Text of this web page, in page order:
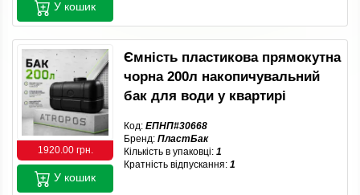
У кошик
1920.00 грн.
Ємність пластикова прямокутна
чорна 200л накопичувальний
бак для води у квартирі
Код: ЕПНП#30668
Бренд: ПластБак
Кількість в упаковці: 1
Кратність відпускання: 1
У кошик